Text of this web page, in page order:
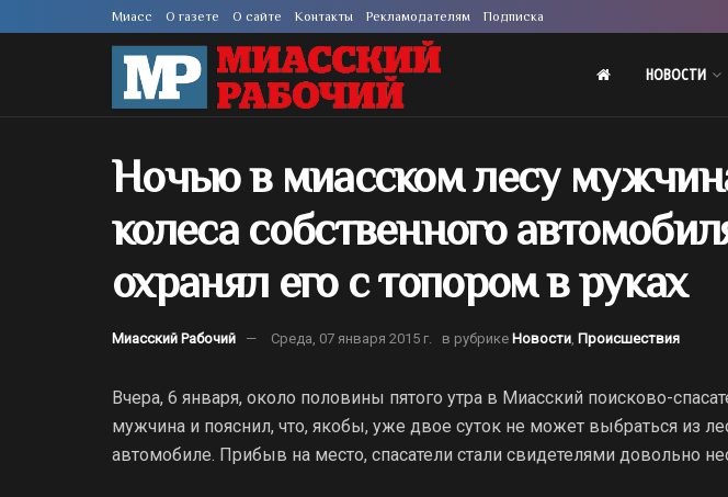
Миасс О газете О сайте Контакты Рекламодателям Подписка
НОВОСТИ
Ночью в миасском лесу
колеса собственного
охранял его с топором в руках
Миасский Рабочий Среда, 07 января 2015 г. в рубрике Новости Происшествия
Вчера, 6 января, около половины пятого утра в Миасский поисково-
мужчина и пояснил, что, якобы, уже двое суток не может выбраться из
автомобиле. Прибыв на место, спасатели стали свидетелями довольно